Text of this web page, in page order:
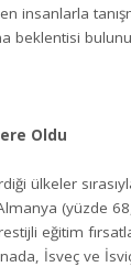
insanlarla
beklentisi
Oldu
ülkeler
(yüzde
eğitim
İsveç ve